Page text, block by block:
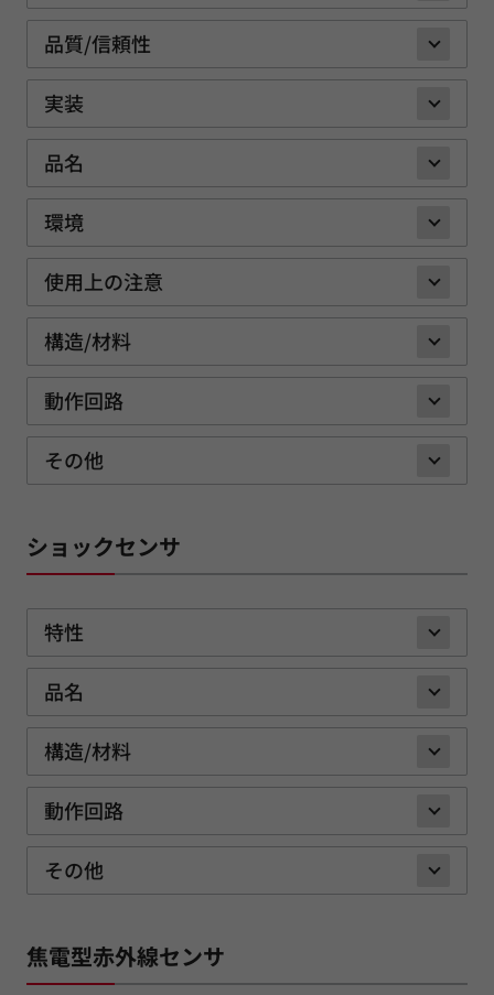
品質/信頼性
実装
品名
環境
使用上の注意
構造/材料
動作回路
その他
ショックセンサ
特性
品名
構造/材料
動作回路
その他
焦電型赤外線センサ